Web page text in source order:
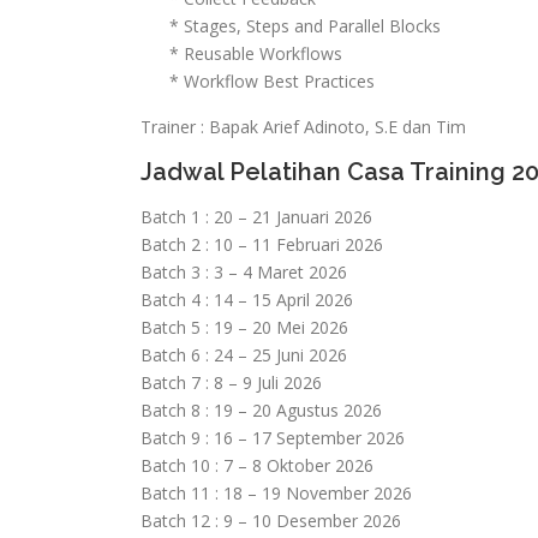
* Stages, Steps and Parallel Blocks
* Reusable Workflows
* Workflow Best Practices
Trainer : Bapak Arief Adinoto, S.E dan Tim
Jadwal Pelatihan Casa Training
Batch 1 : 20 – 21 Januari 2026
Batch 2 : 10 – 11 Februari 2026
Batch 3 : 3 – 4 Maret 2026
Batch 4 : 14 – 15 April 2026
Batch 5 : 19 – 20 Mei 2026
Batch 6 : 24 – 25 Juni 2026
Batch 7 : 8 – 9 Juli 2026
Batch 8 : 19 – 20 Agustus 2026
Batch 9 : 16 – 17 September 2026
Batch 10 : 7 – 8 Oktober 2026
Batch 11 : 18 – 19 November 2026
Batch 12 : 9 – 10 Desember 2026